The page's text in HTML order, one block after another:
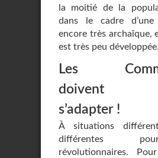
la moitié de la
dans le cadre d’une
encore très archaïque,
est très peu développée.
Les
doivent
s’adapter !
À situations
différentes
révolutionnaires.